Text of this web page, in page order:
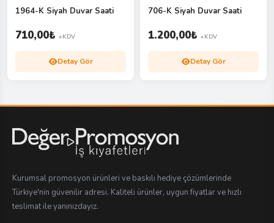
1964-K Siyah Duvar Saati
710,00₺ +KDV
Detay Gör
706-K Siyah Duvar Saati
1.200,00₺ +KDV
Detay Gör
Kurumsal promosyon ürünleri ve baskılı hediye çözümlerinde
Türkiye'nin güvenilir adresi. Kaliteli ürünler, uygun fiyatlar ve hızlı
teslimat ile yanınızdayız.